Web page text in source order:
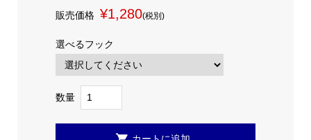
販売価格 ¥1,280(税別)
選べるフック
数量